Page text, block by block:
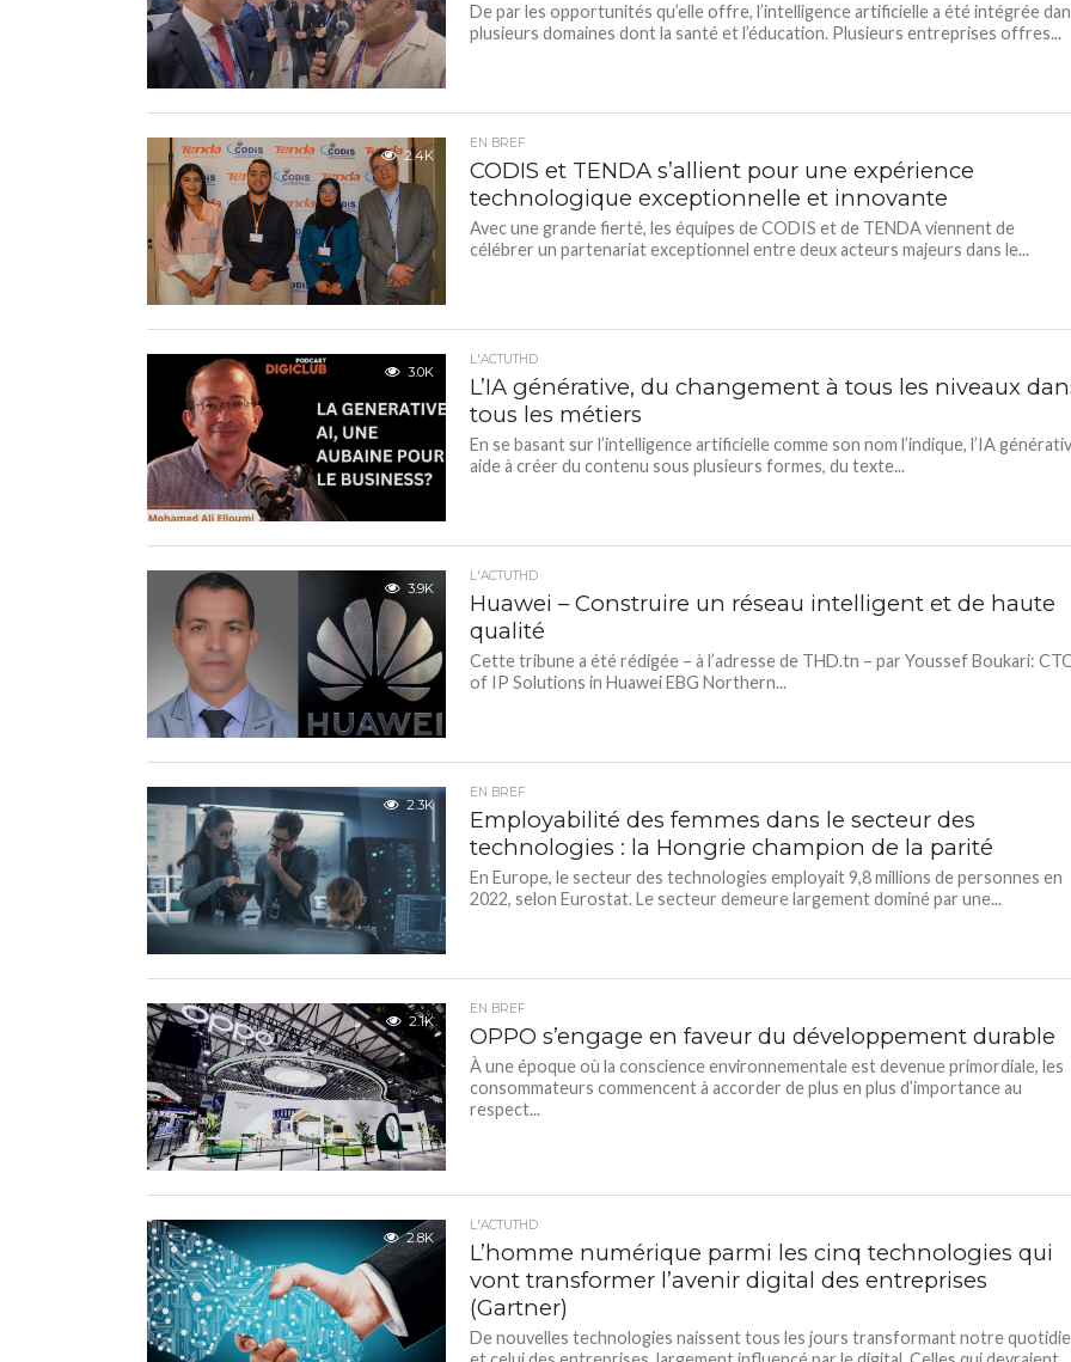
De par les opportunités qu’elle offre, l’intelligence artificielle a été intégrée
plusieurs domaines dont la santé et l’éducation. Plusieurs entreprises offres...
2.4K
EN BREF
CODIS et TENDA s’allient pour une expérience
technologique exceptionnelle et innovante
Avec une grande fierté, les équipes de CODIS et de TENDA viennent de
célébrer un partenariat exceptionnel entre deux acteurs majeurs dans le...
3.0K
L'ACTUTHD
L’IA générative, du changement à tous les niveaux
tous les métiers
En se basant sur l’intelligence artificielle comme son nom l’indique, l’IA
aide à créer du contenu sous plusieurs formes, du texte...
3.9K
L'ACTUTHD
Huawei – Construire un réseau intelligent et de haute
qualité
Cette tribune a été rédigée – à l’adresse de THD.tn – par Youssef Boukari:
of IP Solutions in Huawei EBG Northern...
2.3K
EN BREF
Employabilité des femmes dans le secteur des
technologies : la Hongrie champion de la parité
En Europe, le secteur des technologies employait 9,8 millions de personnes en
2022, selon Eurostat. Le secteur demeure largement dominé par une...
2.1K
EN BREF
OPPO s’engage en faveur du développement durable
À une époque où la conscience environnementale est devenue primordiale, les
consommateurs commencent à accorder de plus en plus d’importance au
respect...
2.8K
L'ACTUTHD
L’homme numérique parmi les cinq technologies qui
vont transformer l’avenir digital des entreprises
(Gartner)
De nouvelles technologies naissent tous les jours transformant notre